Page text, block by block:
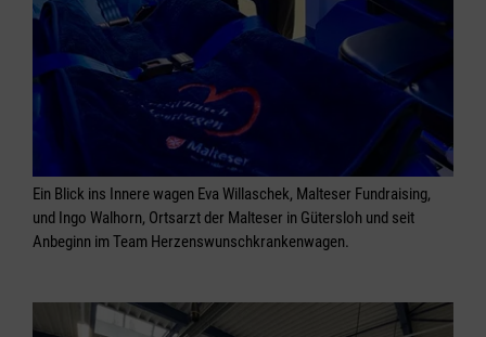
Ein Blick ins Innere wagen Eva Willaschek, Malteser Fundraising,
und Ingo Walhorn, Ortsarzt der Malteser in Gütersloh und seit
Anbeginn im Team Herzenswunschkrankenwagen.